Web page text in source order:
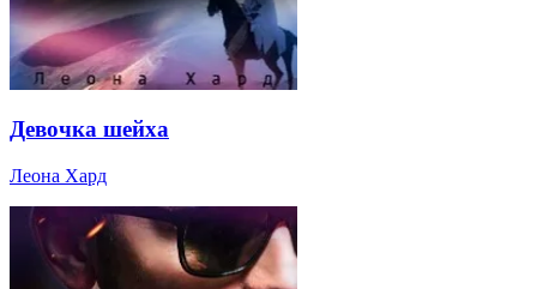
Девочка шейха
Леона Хард